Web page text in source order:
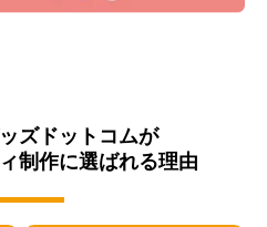
ズドットコムが
制作に選ばれる理由